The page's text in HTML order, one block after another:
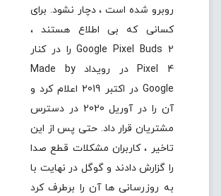
روبرو شده است ، دچار نشود. برای
کسانی که بی اطلاع هستند ،
Google Pixel Buds 2 را در کنار
Pixel 4 در رویداد Made by
Google در اکتبر 2019 اعلام کرد و
آن را در آوریل 2020 در دسترس
مشتریان قرار داد. حتی پس از این
تاخیر ، کاربران مشکلات قطع صدا
را گزارش دادند و گوگل در نهایت با
به روزرسانی ها آن را برطرف کرد